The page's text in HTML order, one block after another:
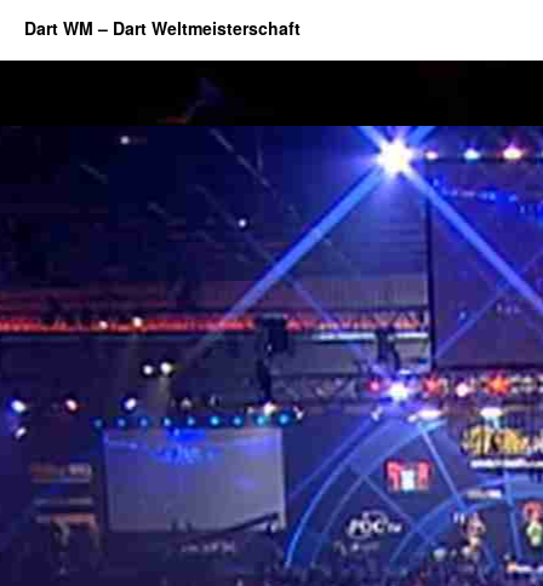
Dart WM – Dart Weltmeisterschaft